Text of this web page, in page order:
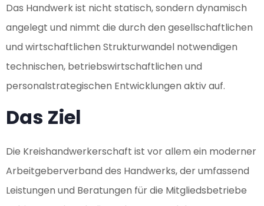
Das Handwerk ist nicht statisch, sondern dynamisch
angelegt und nimmt die durch den gesellschaftlichen
und wirtschaftlichen Strukturwandel notwendigen
technischen, betriebswirtschaftlichen und
personalstrategischen Entwicklungen aktiv auf.
Das Ziel
Die Kreishandwerkerschaft ist vor allem ein moderner
Arbeitgeberverband des Handwerks, der umfassend
Leistungen und Beratungen für die Mitgliedsbetriebe